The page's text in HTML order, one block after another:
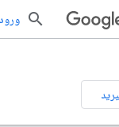
ورود به